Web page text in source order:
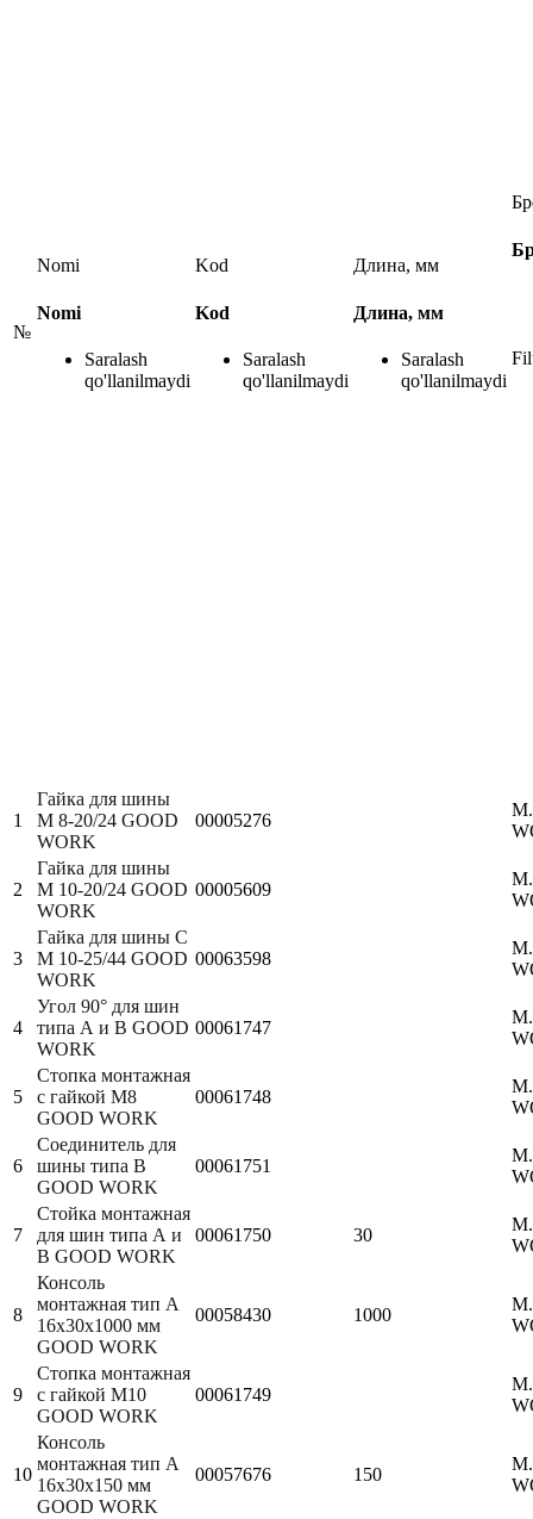
№
Nomi
Nomi
Saralash
qo'llanilmaydi
Kod
Kod
Saralash
qo'llanilmaydi
Длина, мм
Длина, мм
Saralash
qo'llanilmaydi
1
Гайка для шины
М 8-20/24 GOOD
WORK
00005276
2
Гайка для шины
М 10-20/24 GOOD
WORK
00005609
3
Гайка для шины C
М 10-25/44 GOOD
WORK
00063598
4
Угол 90° для шин
типа А и B GOOD
WORK
00061747
5
Стопка монтажная
с гайкой М8
GOOD WORK
00061748
6
Соединитель для
шины типа B
GOOD WORK
00061751
7
Стойка монтажная
для шин типа А и
B GOOD WORK
00061750 30
8
Консоль
монтажная тип А
16х30х1000 мм
GOOD WORK
00058430 1000
9
Стопка монтажная
с гайкой М10
GOOD WORK
00061749
10
Консоль
монтажная тип А
16х30х150 мм
GOOD WORK
00057676 150